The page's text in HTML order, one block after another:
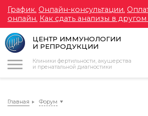
График. Онлайн-консультации.
онлайн. Как сдать анализы в
ЦЕНТР ИММУНОЛОГИИ
И РЕПРОДУКЦИИ
Клиники фертильности, акушерства
и пренатальной диагностики
Главная Форум